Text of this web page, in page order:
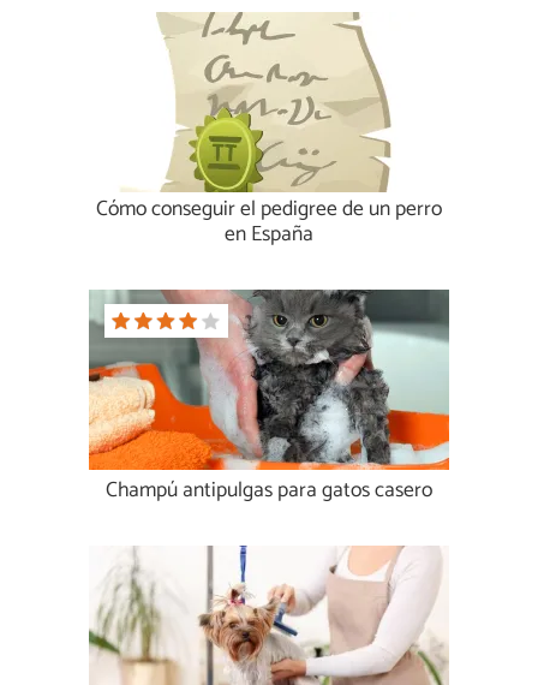
Cómo conseguir el pedigree de un perro
en España
Champú antipulgas para gatos casero